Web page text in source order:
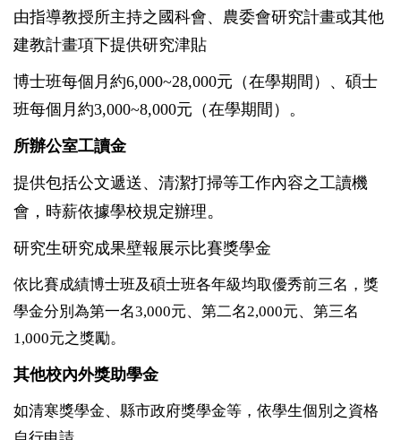
由指導教授所主持之國科會、農委會研究計畫或其他
建教計畫項下提供研究津貼
博士班每個月約6,000~28,000元（在學期間）、碩士
班每個月約3,000~8,000元（在學期間）。
所辦公室工讀金
提供包括公文遞送、清潔打掃等工作內容之工讀機
會，時薪依據學校規定辦理。
研究生研究成果壁報展示比賽獎學金
依比賽成績博士班及碩士班各年級均取優秀前三名，獎
學金分別為第一名3,000元、第二名2,000元、第三名
1,000元之獎勵。
其他校內外獎助學金
如清寒獎學金、縣市政府獎學金等，依學生個別之資格